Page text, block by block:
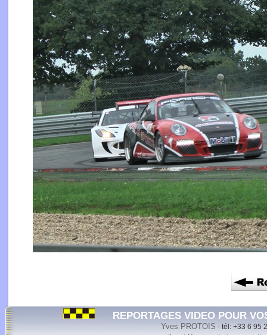
REPORTAGES VIDEO POUR
Yves PROTOIS - tél: +33 6 95